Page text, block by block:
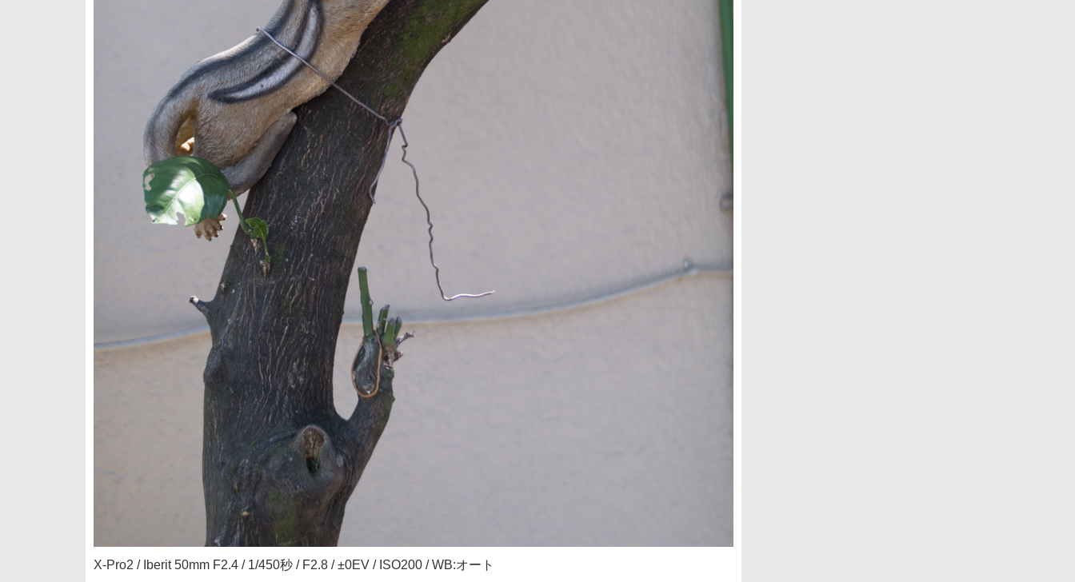
X-Pro2 / Iberit 50mm F2.4 / 1/450秒 / F2.8 / ±0EV / ISO200 / WB:オート